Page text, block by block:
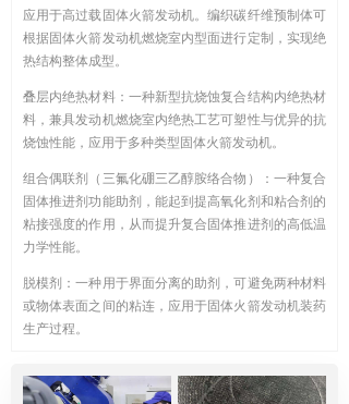
应用于高过载固体火箭发动机。编织碳纤维预制体可
根据固体火箭发动机燃烧室内型面进行定制，实现绝
热结构整体成型。
叠层内绝热材料：一种新型抗烧蚀复合结构内绝热材
料，兼具发动机燃烧室内绝热工艺可塑性与优异的抗
烧蚀性能，应用于多种类型固体火箭发动机。
组合偶联剂（三氟化硼三乙醇胺络合物）：一种复合
固体推进剂功能助剂，能起到提高氧化剂和粘合剂的
粘接强度的作用，从而提升复合固体推进剂的高低温
力学性能。
脱模剂：一种用于界面分离的助剂，可避免两种材料
或物体表面之间的粘连，应用于固体火箭发动机装药
生产过程。